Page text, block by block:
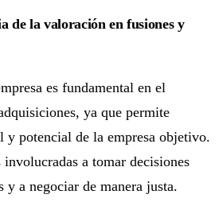
de la valoración en fusiones y
es fundamental en el
ya que permite
y potencial de la empresa objetivo.
involucradas a tomar decisiones
y a negociar de manera justa.